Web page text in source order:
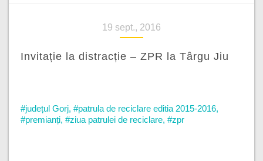
19 sept., 2016
Invitație la distracție – ZPR la Târgu Jiu
#județul Gorj, #patrula de reciclare editia 2015-2016,
#premianți, #ziua patrulei de reciclare, #zpr